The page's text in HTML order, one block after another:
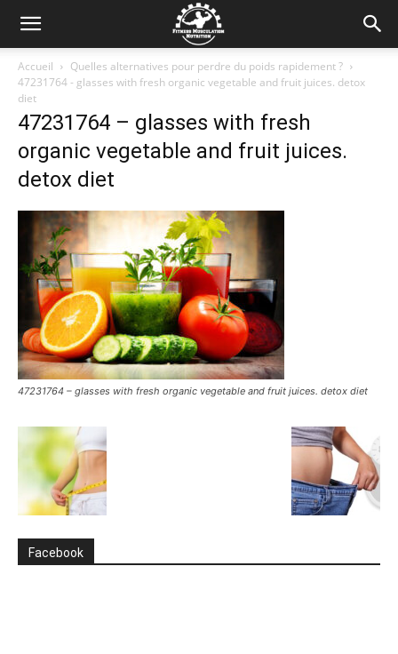
Accueil
Quelles alternatives pour perdre du poids rapidement ?
47231764 - glasses with fresh organic vegetable and fruit juices. detox
diet
47231764 – glasses with fresh
organic vegetable and fruit juices.
detox diet
47231764 – glasses with fresh organic vegetable and fruit juices. detox diet
Facebook